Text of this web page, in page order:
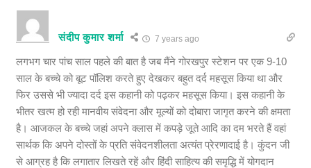
संदीप कुमार शर्मा 7 years ago
लगभग चार पांच साल पहले की बात है जब मैंने गोरखपुर स्टेशन पर एक 9-10
साल के बच्चे को बूट पॉलिश करते हुए देखकर बहुत दर्द महसूस किया था और
फिर उससे भी ज्यादा दर्द इस कहानी को पढ़कर महसूस किया। इस कहानी के
भीतर खत्म हो रही मानवीय संवेदना और मूल्यों को दोबारा जागृत करने की क्षमता
है। आजकल के बच्चे जहां अपने क्लास में कपड़े जूते आदि का दम भरते हैं वहां
सार्थक कि अपने दोस्तों के प्रति संवेदनशीलता अत्यंत प्रेरणादाई है। कुंदन जी
से आग्रह है कि लगातार लिखते रहें और हिंदी साहित्य की समृद्धि में योगदान